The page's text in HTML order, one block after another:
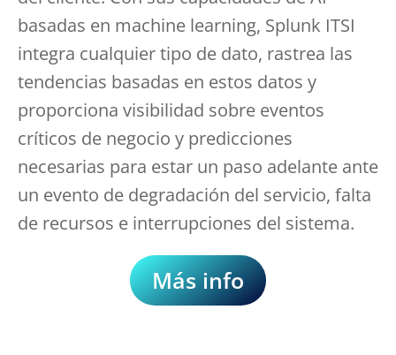
basadas en machine learning, Splunk ITSI
integra cualquier tipo de dato, rastrea las
tendencias basadas en estos datos y
proporciona visibilidad sobre eventos
críticos de negocio y predicciones
necesarias para estar un paso adelante ante
un evento de degradación del servicio, falta
de recursos e interrupciones del sistema.
Más info